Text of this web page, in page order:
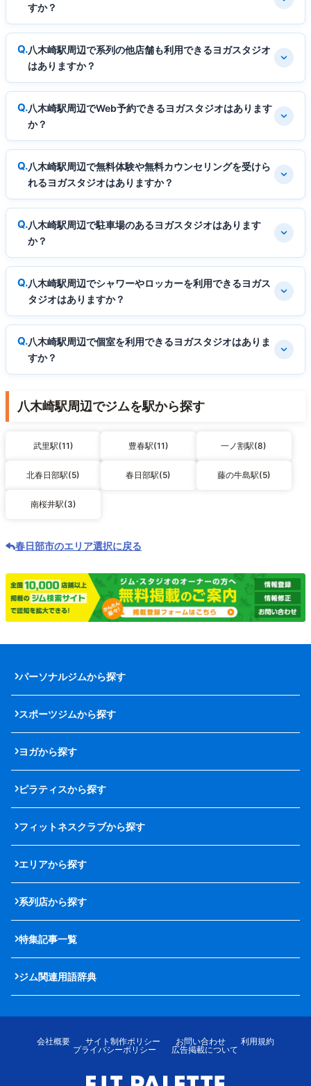
すか？
八木崎駅周辺で系列の他店舗も利用できるヨガスタジオ
はありますか？
八木崎駅周辺でWeb予約できるヨガスタジオはあります
か？
八木崎駅周辺で無料体験や無料カウンセリングを受けら
れるヨガスタジオはありますか？
八木崎駅周辺で駐車場のあるヨガスタジオはあります
か？
八木崎駅周辺でシャワーやロッカーを利用できるヨガス
タジオはありますか？
八木崎駅周辺で個室を利用できるヨガスタジオはありま
すか？
八木崎駅周辺でジムを駅から探す
武里駅(11) 豊春駅(11) 一ノ割駅(8)
北春日部駅(5) 春日部駅(5) 藤の牛島駅(5)
南桜井駅(3)
春日部市のエリア選択に戻る
パーソナルジムから探す
スポーツジムから探す
ヨガから探す
ピラティスから探す
フィットネスクラブから探す
エリアから探す
系列店から探す
特集記事一覧
ジム関連用語辞典
会社概要 サイト制作ポリシー お問い合わせ
利用規約
プライバシーポリシー
広告掲載について